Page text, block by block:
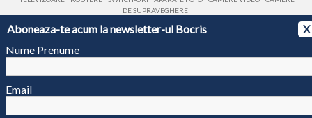
Aboneaza-te acum la newsletter-ul Bocris
X
Nume Prenume
Email
DE SUPRAVEGHERE